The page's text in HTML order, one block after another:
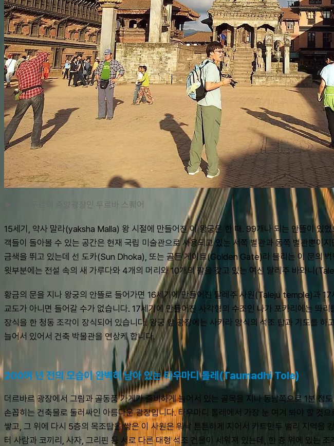
▶ 박타푸르의 중앙광장인 두르바 스퀘어
15세기, 약사 말라(yaksha Malla) 왕 시절에 만들어진 이 왕궁은 한 때. 99개나 되는 안뜰이 있
객들이 돌아볼 수 있는 공간은 현재 국립 미술관으로 사용되고 있는 서쪽 별관과 동쪽 별관뿐
금색을 뛰고 있는데 선 도카(Sun Dhoka), 또는 골든 게이트(Golden Gate)라 불리는 이 문의
윗부분에는 전설 속의 새 가루다와 4개의 머리와 10개의 팔을 갖고 있는 여신 탈레주 바와니
황금의 문을 지나 왕궁의 안뜰로 들어가면 16세기에 만들어진 탈레주 사원(Taleju temple)과
교도가 아니면 들어갈 수가 없습니다. 17세기에 만들어진 사각형의 수조인 나가 포카리에는 똬
장식을 한 청동 조각이 장식되어 있습니다. 왕궁 앞 광장에는 사카라 양식의 석조 탑과 기도를
늘어서 있어서 건축 박물관을 연상케 합니다.
200여 년 전의 모습이 완벽히 남아 있는 타우마디 톨레(Taumadhi Tole)
더르바르 광장에서 그림과 골동품 가게가 즐비하게 늘어서 있는 골목을 지나 동남쪽으로 1분
손꼽히는 건축물로 둘러싸인 아름다운 광장입니다. 타우마디 톨레에서 가장 눈 여겨 봐야 할
쌓고, 그 위에 다시 5층의 목조탑을 쌓은 이 사원은 워낙 튼튼하게 지어서 카트만두 밸리 지역
터 사람과 코끼리, 사자, 그리핀 등 서로 다른 대형 석조 건물이 세워져 있는데, 한 층 위에 있는